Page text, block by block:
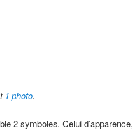
1 photo.
2 symboles. Celui d’apparence,